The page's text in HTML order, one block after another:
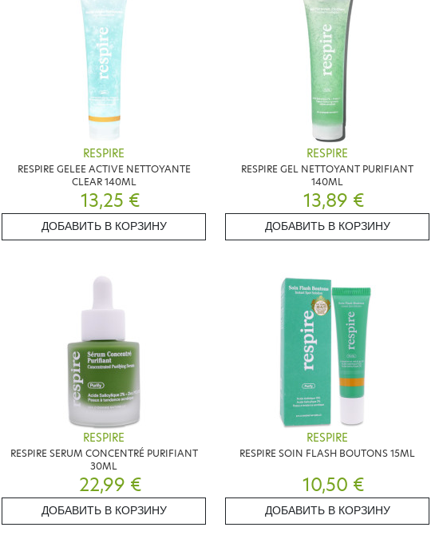
RESPIRE
RESPIRE GELEE ACTIVE NETTOYANTE
CLEAR 140ML
13,25 €
ДОБАВИТЬ В КОРЗИНУ
RESPIRE
RESPIRE GEL NETTOYANT PURIFIANT
140ML
13,89 €
ДОБАВИТЬ В КОРЗИНУ
RESPIRE
RESPIRE SERUM CONCENTRÉ PURIFIANT
30ML
22,99 €
ДОБАВИТЬ В КОРЗИНУ
RESPIRE
RESPIRE SOIN FLASH BOUTONS 15ML
10,50 €
ДОБАВИТЬ В КОРЗИНУ